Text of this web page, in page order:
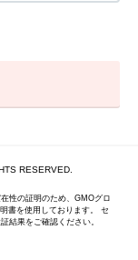
RESERVED.
性の証明のため、GMOグロ
書を使用しております。 セ
結果をご確認ください。